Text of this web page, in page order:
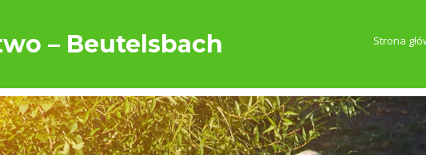
– Beutelsbach Jesteś
Strona